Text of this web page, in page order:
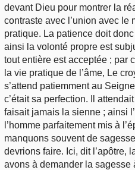
devant Dieu pour montrer la
contraste avec l’union avec le
pratique. La patience doit
ainsi la volonté propre est
tout entière est acceptée ; par
la vie pratique de l’âme, Le
s’attend patiemment au
c’était sa perfection. Il
faisait jamais la sienne ; ainsi
l’homme parfaitement mis à
manquons souvent de
devrions faire. Ici, dit l’apôtre,
avons à demander la sagesse